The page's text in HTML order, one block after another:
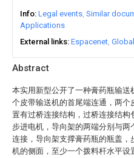
Abstract
本实用新型公开了一种膏药瓶输送
个皮带输送机的首尾端连通，两个
置有过桥连接结构，过桥连接结构
步进电机，导向架的两端分别与两
连接，导向架支撑膏药瓶的瓶盖，
机的侧面，至少一个拨料杆水平设
Info Legal events Similar
Applications
External links Espacenet